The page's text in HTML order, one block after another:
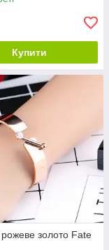
Купити
золото Fate